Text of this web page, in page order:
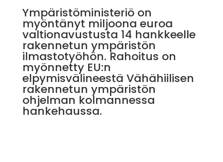
Ympäristöministeriö on
myöntänyt miljoona euroa
valtionavustusta 14 hankkeelle
rakennetun ympäristön
ilmastotyöhön. Rahoitus on
myönnetty EU:n
elpymisvälineestä Vähähiilisen
rakennetun ympäristön
ohjelman kolmannessa
hankehaussa.